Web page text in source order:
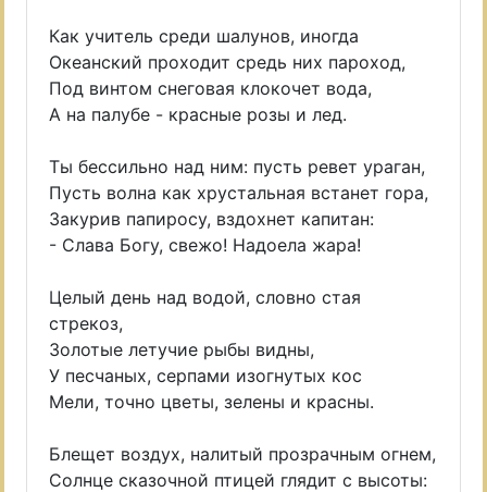
Как учитель среди шалунов, иногда
Океанский проходит средь них пароход,
Под винтом снеговая клокочет вода,
А на палубе - красные розы и лед.
Ты бессильно над ним: пусть ревет ураган,
Пусть волна как хрустальная встанет гора,
Закурив папиросу, вздохнет капитан:
- Слава Богу, свежо! Надоела жара!
Целый день над водой, словно стая
стрекоз,
Золотые летучие рыбы видны,
У песчаных, серпами изогнутых кос
Мели, точно цветы, зелены и красны.
Блещет воздух, налитый прозрачным огнем,
Солнце сказочной птицей глядит с высоты: